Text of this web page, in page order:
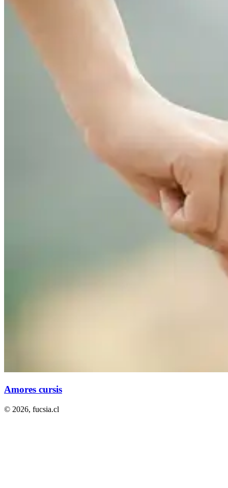
Amores cursis
© 2026, fucsia.cl